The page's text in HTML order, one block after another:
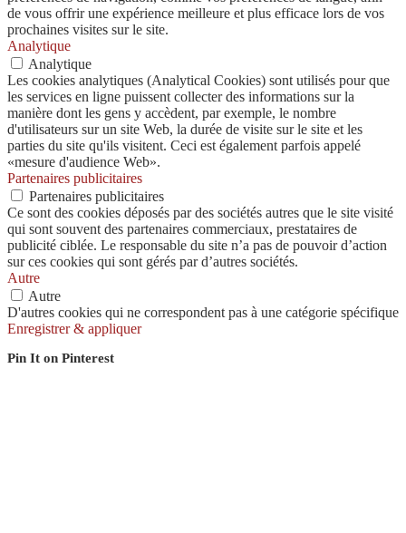
de vous offrir une expérience meilleure et plus efficace lors de vos
prochaines visites sur le site.
Analytique
Analytique
Les cookies analytiques (Analytical Cookies) sont utilisés pour que
les services en ligne puissent collecter des informations sur la
manière dont les gens y accèdent, par exemple, le nombre
d'utilisateurs sur un site Web, la durée de visite sur le site et les
parties du site qu'ils visitent. Ceci est également parfois appelé
«mesure d'audience Web».
Partenaires publicitaires
Partenaires publicitaires
Ce sont des cookies déposés par des sociétés autres que le site visité
qui sont souvent des partenaires commerciaux, prestataires de
publicité ciblée. Le responsable du site n’a pas de pouvoir d’action
sur ces cookies qui sont gérés par d’autres sociétés.
Autre
Autre
D'autres cookies qui ne correspondent pas à une catégorie spécifique
Enregistrer & appliquer
Pin It on Pinterest